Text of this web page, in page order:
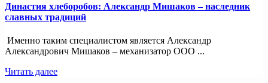
Династия хлеборобов: Александр Мишаков – наследник
славных традиций
Именно таким специалистом является Александр
Александрович Мишаков – механизатор ООО ...
Читать далее